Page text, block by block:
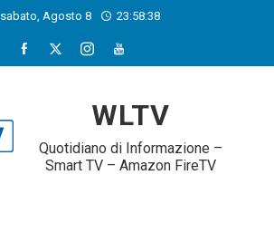
sabato, Agosto 8 23:58:38
WLTV
Quotidiano di Informazione –
Smart TV – Amazon FireTV